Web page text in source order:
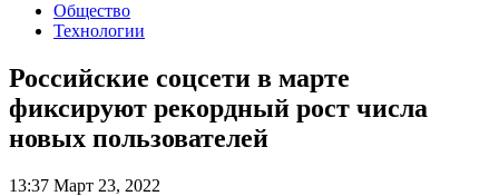
Общество
Технологии
Российские соцсети в марте
фиксируют рекордный рост числа
новых пользователей
13:37 Март 23, 2022